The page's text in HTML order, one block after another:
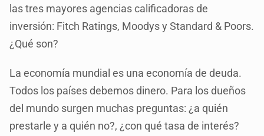
las tres mayores agencias calificadoras de
inversión: Fitch Ratings, Moodys y Standard & Poors.
¿Qué son?
La economía mundial es una economía de deuda.
Todos los países debemos dinero. Para los dueños
del mundo surgen muchas preguntas: ¿a quién
prestarle y a quién no?, ¿con qué tasa de interés?